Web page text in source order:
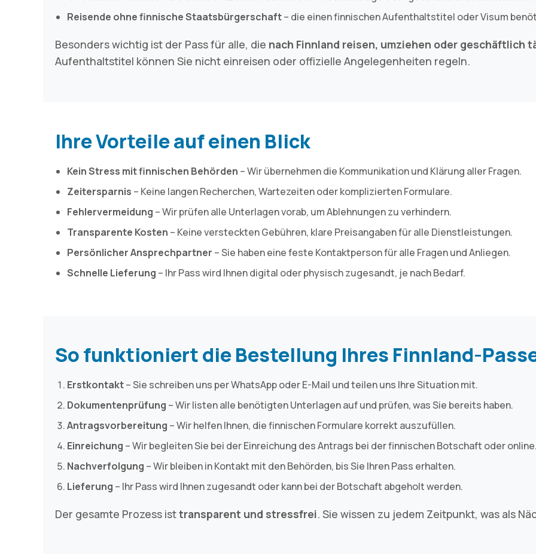
Reisende ohne finnische Staatsbürgerschaft– die einen finnischen Aufenthaltstitel oder Visum
Besonders wichtig ist der Pass für alle, die nach Finnland reisen, umziehen oder geschäftlich
Aufenthaltstitel können Sie nicht einreisen oder offizielle Angelegenheiten regeln.
Ihre Vorteile auf einen Blick
Kein Stress mit finnischen Behörden – Wir übernehmen die Kommunikation und Klärung aller Fragen.
Zeitersparnis – Keine langen Recherchen, Wartezeiten oder komplizierten Formulare.
Fehlervermeidung – Wir prüfen alle Unterlagen vorab, um Ablehnungen zu verhindern.
Transparente Kosten – Keine versteckten Gebühren, klare Preisangaben für alle Dienstleistungen.
Persönlicher Ansprechpartner – Sie haben eine feste Kontaktperson für alle Fragen und Anliegen.
Schnelle Lieferung – Ihr Pass wird Ihnen digital oder physisch zugesandt, je nach Bedarf.
So funktioniert die Bestellung Ihres Finnland-
Erstkontakt– Sie schreiben uns per WhatsApp oder E-Mail und teilen uns Ihre Situation mit.
Dokumentenprüfung – Wir listen alle benötigten Unterlagen auf und prüfen, was Sie bereits haben.
Antragsvorbereitung – Wir helfen Ihnen, die finnischen Formulare korrekt auszufüllen.
Einreichung – Wir begleiten Sie bei der Einreichung des Antrags bei der finnischen Botschaft oder
Nachverfolgung – Wir bleiben in Kontakt mit den Behörden, bis Sie Ihren Pass erhalten.
Lieferung – Ihr Pass wird Ihnen zugesandt oder kann bei der Botschaft abgeholt werden.
Der gesamte Prozess isttransparent und stressfrei. Sie wissen zu jedem Zeitpunkt, was als